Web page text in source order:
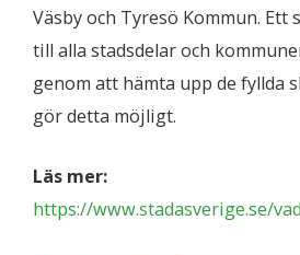
Väsby och Tyresö Kommun. Ett
till alla stadsdelar och
genom att hämta upp de fyllda
gör detta möjligt.
Läs mer:
https://www.stadasverige.se/